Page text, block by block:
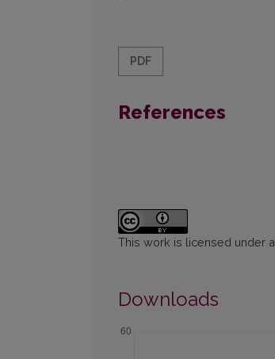
PDF
References
This work is licensed under a
Downloads